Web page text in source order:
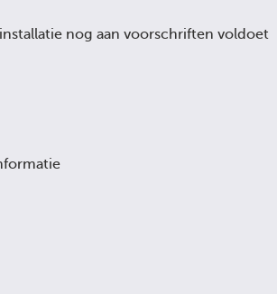
nog aan voorschriften voldoet